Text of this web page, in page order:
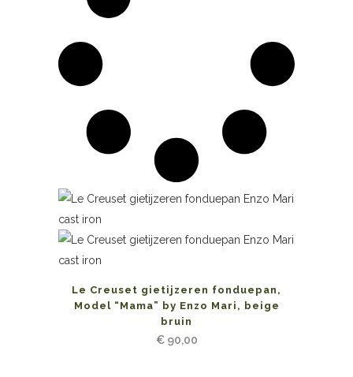
Le Creuset gietijzeren fonduepan,
Model “Mama” by Enzo Mari, beige
bruin
€90,00